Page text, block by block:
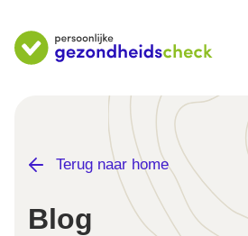
Terug naar home
Blog